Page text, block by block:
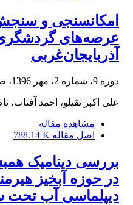
امکانسنجی و
عرصه‌های
آذربایجان‌غربی
دوره 9، شماره 2، مهر 1396، صفحه
علی اکبر تقیلو، احمد آفتاب،
مشاهده مقاله
اصل مقاله 788.14 K
بررسی دینامیک
در حوزه آبخیز
دیپلماسی آب تحت